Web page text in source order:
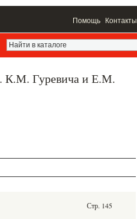
Помощь Контакты
К.М. Гуревича и Е.М.
Стр. 145